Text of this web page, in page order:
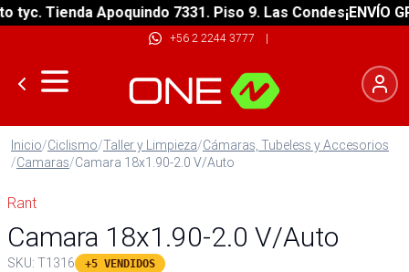
Tienda Apoquindo 7331. Piso 9. Las Condes¡ENVÍO
+56 2 2244 3777 |
Inicio/Ciclismo/Taller y Limpieza/Cámaras, Tubeless y Accesorios
/Camaras/Camara 18x1.90-2.0 V/Auto
Rant
Camara 18x1.90-2.0 V/Auto
SKU: T1316 +5 VENDIDOS